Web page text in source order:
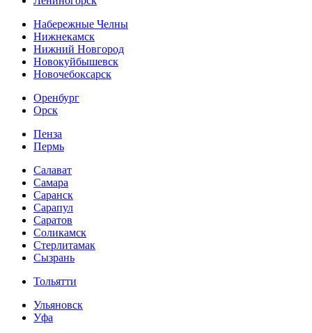
Набережные Челны
Нижнекамск
Нижний Новгород
Новокуйбышевск
Новочебоксарск
Оренбург
Орск
Пенза
Пермь
Салават
Самара
Саранск
Сарапул
Саратов
Соликамск
Стерлитамак
Сызрань
Тольятти
Ульяновск
Уфа